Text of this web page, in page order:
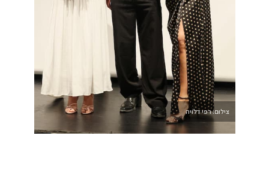
צילום: רפי דלויה